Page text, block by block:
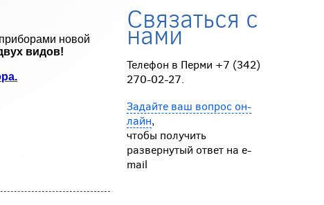
новой
видов!
Связаться с
нами
Телефон в Перми +7 (342)
270-02-27.
Задайте ваш вопрос он-
лайн,
чтобы получить
развернутый ответ на e-
mail